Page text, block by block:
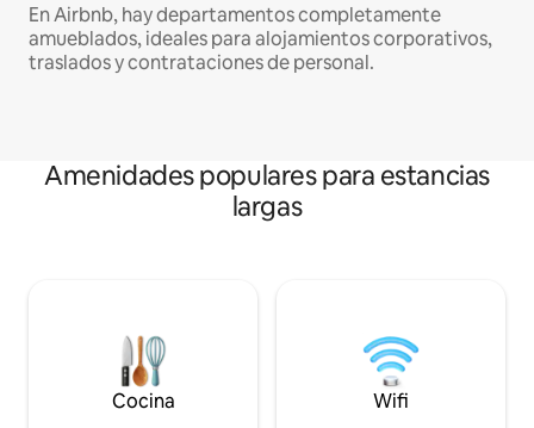
En Airbnb, hay departamentos completamente
amueblados, ideales para alojamientos corporativos,
traslados y contrataciones de personal.
Amenidades populares para estancias
largas
Cocina Wifi